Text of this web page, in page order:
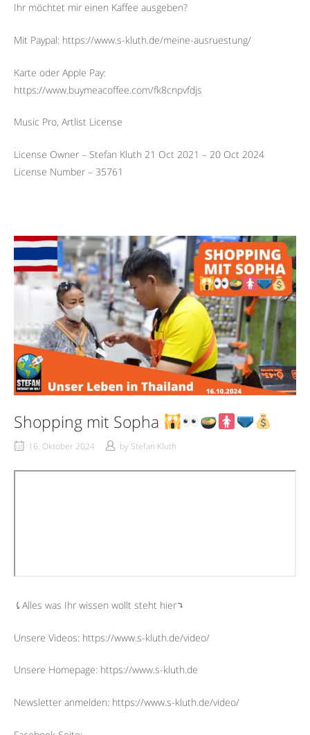
Ihr möchtet mir einen Kaffee ausgeben?
Mit Paypal: https://www.s-kluth.de/meine-ausruestung/
Karte oder Apple Pay:
https://www.buymeacoffee.com/fk8cnpvfdjs
Music Pro, Artlist License
License Owner – Stefan Kluth 21 Oct 2021 – 20 Oct 2024
License Number – 35761
Shopping mit Sopha
16. Oktober 2024 by Stefan Kluth
⤹Alles was Ihr wissen wollt steht hier⤵︎
Unsere Videos: https://www.s-kluth.de/video/
Unsere Homepage: https://www.s-kluth.de
Newsletter anmelden: https://www.s-kluth.de/video/